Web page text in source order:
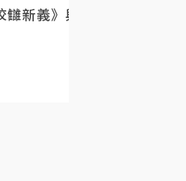
新義》與民初目錄學的重